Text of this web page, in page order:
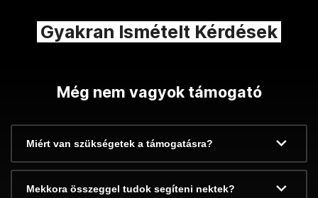
Gyakran Ismételt Kérdések
Még nem vagyok támogató
Miért van szükségetek a támogatásra?
Mekkora összeggel tudok segíteni nektek?